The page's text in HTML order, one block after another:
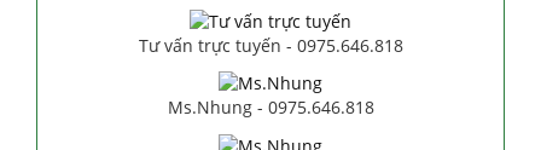
Tư vấn trực tuyến - 0975.646.818
Ms.Nhung - 0975.646.818